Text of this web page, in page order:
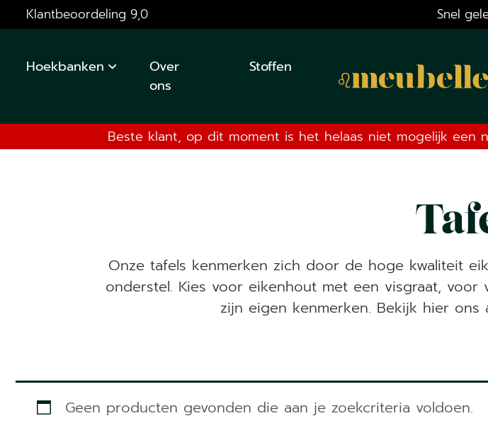
Klantbeoordeling 9,0 Snel
Hoekbanken
Over
ons
Stoffen
Beste klant, op dit moment is het helaas niet mogelijk een
Onze tafels kenmerken zich door de hoge kwaliteit
onderstel. Kies voor eikenhout met een visgraat,
zijn eigen kenmerken. Bekijk hier ons
Geen producten gevonden die aan je zoekcriteria voldoen.